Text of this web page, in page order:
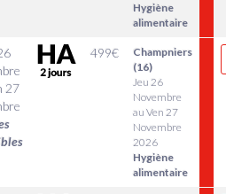
Hygiène
alimentaire
27
499€
Champniers
(16)
Jeu 26
Novembre
au Ven 27
Novembre
2026
Hygiène
alimentaire